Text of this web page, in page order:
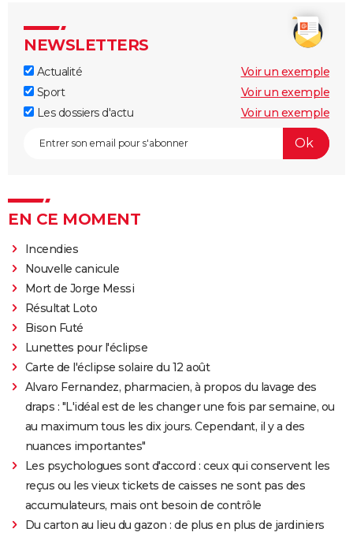
NEWSLETTERS
Actualité
Voir un exemple
Sport
Voir un exemple
Les dossiers d'actu
Voir un exemple
EN CE MOMENT
Incendies
Nouvelle canicule
Mort de Jorge Messi
Résultat Loto
Bison Futé
Lunettes pour l'éclipse
Carte de l'éclipse solaire du 12 août
Alvaro Fernandez, pharmacien, à propos du lavage des
draps : "L'idéal est de les changer une fois par semaine, ou
au maximum tous les dix jours. Cependant, il y a des
nuances importantes"
Les psychologues sont d'accord : ceux qui conservent les
reçus ou les vieux tickets de caisses ne sont pas des
accumulateurs, mais ont besoin de contrôle
Du carton au lieu du gazon : de plus en plus de jardiniers